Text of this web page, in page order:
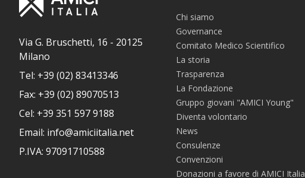
Via G. Bruschetti, 16 - 20125
Milano
Tel: +39 (02) 83413346
Fax: +39 (02) 89070513
Cel: +39 351 597 9188
Email: info@amiciitalia.net
P.IVA: 97091710588
Chi siamo
Governance
Comitato Medico Scientifico
La storia
Trasparenza
La Fondazione
Gruppo giovani "AMICI Young"
Diventa volontario
News
Consulenze
Convenzioni
Donazioni a favore di AMICI Italia